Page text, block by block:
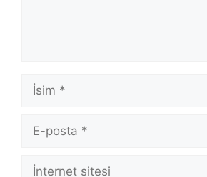
İsim
posta
İnternet